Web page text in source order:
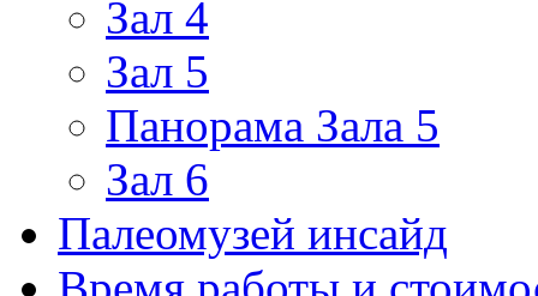
Зал 4
Зал 5
Панорама Зала 5
Зал 6
Палеомузей инсайд